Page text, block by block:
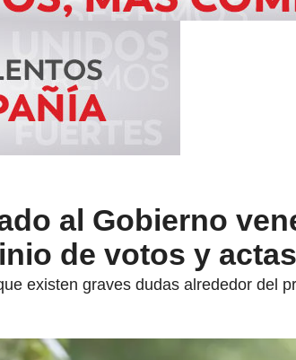
al Gobierno
de votos y actas
existen graves dudas alrededor del